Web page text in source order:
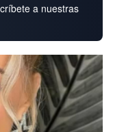
a nuestras